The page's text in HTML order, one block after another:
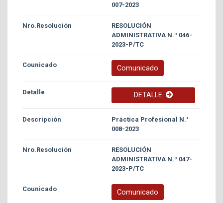
007-2023
RESOLUCIÓN
ADMINISTRATIVA N.º 046-
2023-P/TC
Comunicado
DETALLE
Práctica Profesional N.°
008-2023
RESOLUCIÓN
ADMINISTRATIVA N.º 047-
2023-P/TC
Comunicado